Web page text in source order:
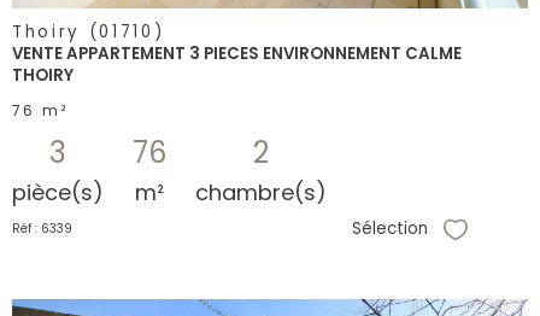
Thoiry (01710)
VENTE APPARTEMENT 3 PIECES ENVIRONNEMENT CALME
THOIRY
76 m²
3
pièce(s)
76
m²
2
chambre(s)
Réf : 6339 Sélection